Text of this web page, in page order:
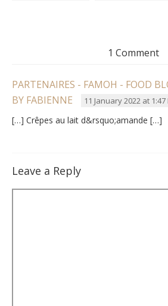
1 Comment
PARTENAIRES - FAMOH - FOOD
BY FABIENNE
11 January 2022 at 1:47
[…] Crêpes au lait d&rsquo;amande […]
Leave a Reply